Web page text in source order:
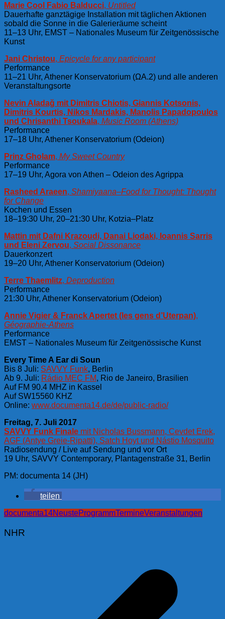
Marie Cool Fabio Balducci, Untitled
Dauerhafte ganztägige Installation mit täglichen Aktionen
sobald die Sonne in die Galerieräume scheint
11–13 Uhr, EMST – Nationales Museum für Zeitgenössische
Kunst
Jani Christou, Epicycle for any participant
Performance
11–21 Uhr, Athener Konservatorium (ΩA.2) und alle anderen
Veranstaltungsorte
Nevin Aladağ mit Dimitris Chiotis, Giannis Kotsonis,
Dimitris Kourtis, Nikos Mardakis, Manolis Papadopoulos
und Chrisanthi Tsoukala, Music Room (Athens)
Performance
17–18 Uhr, Athener Konservatorium (Odeion)
Prinz Gholam, My Sweet Country​
Performance
17–19 Uhr, Agora von Athen – Odeion des Agrippa
Rasheed Araeen, Shamiyaana–Food for Thought: Thought
for Change
Kochen und Essen
18–19:30 Uhr, 20–21:30 Uhr, Kotzia–Platz
Mattin mit Dafni Krazoudi, Danai Liodaki, Ioannis Sarris
und Eleni Zervou, Social Dissonance
Dauerkonzert
19–20 Uhr, Athener Konservatorium (Odeion)
Terre Thaemlitz, Deproduction
Performance
21:30 Uhr, Athener Konservatorium (Odeion)
Annie Vigier & Franck Apertet (les gens d’Uterpan),
Géographie-Athens
Performance
EMST – Nationales Museum für Zeitgenössische Kunst
Every Time A Ear di Soun
Bis 8 Juli: SAVVY Funk, Berlin
Ab 9. Juli: Rádio MEC FM, Rio de Janeiro, Brasilien
Auf FM 90.4 MHZ in Kassel
Auf SW15560 KHZ
Online: www.documenta14.de/de/public-radio/
Freitag, 7. Juli 2017
SAVVY Funk Finale mit Nicholas Bussmann, Cevdet Erek,
AGF (Antye Greie-Ripatti), Satch Hoyt und Nástio Mosquito
Radiosendung / Live auf Sendung und vor Ort
19 Uhr, SAVVY Contemporary, Plantagenstraße 31, Berlin
PM: documenta 14 (JH)
teilen
documenta14NeusteProgrammTermineVeranstaltungen
NHR